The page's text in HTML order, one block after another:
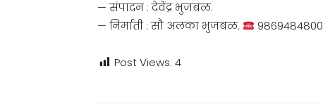
— संपादन : देवेंद्र भुजबळ.
— निर्माती : सौ अलका भुजबळ.
9869484800
Post Views: 4